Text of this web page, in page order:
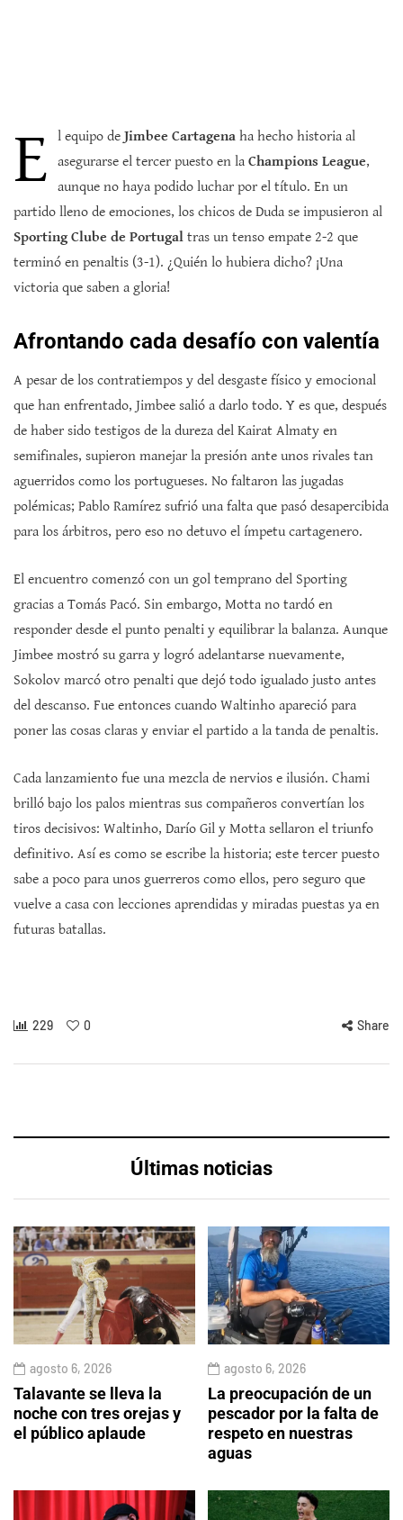
E l equipo de Jimbee Cartagena ha hecho historia al
asegurarse el tercer puesto en la Champions League,
aunque no haya podido luchar por el título. En un
partido lleno de emociones, los chicos de Duda se impusieron al
Sporting Clube de Portugal tras un tenso empate 2-2 que
terminó en penaltis (3-1). ¿Quién lo hubiera dicho? ¡Una
victoria que saben a gloria!
Afrontando cada desafío con valentía
A pesar de los contratiempos y del desgaste físico y emocional
que han enfrentado, Jimbee salió a darlo todo. Y es que, después
de haber sido testigos de la dureza del Kairat Almaty en
semifinales, supieron manejar la presión ante unos rivales tan
aguerridos como los portugueses. No faltaron las jugadas
polémicas; Pablo Ramírez sufrió una falta que pasó desapercibida
para los árbitros, pero eso no detuvo el ímpetu cartagenero.
El encuentro comenzó con un gol temprano del Sporting
gracias a Tomás Pacó. Sin embargo, Motta no tardó en
responder desde el punto penalti y equilibrar la balanza. Aunque
Jimbee mostró su garra y logró adelantarse nuevamente,
Sokolov marcó otro penalti que dejó todo igualado justo antes
del descanso. Fue entonces cuando Waltinho apareció para
poner las cosas claras y enviar el partido a la tanda de penaltis.
Cada lanzamiento fue una mezcla de nervios e ilusión. Chami
brilló bajo los palos mientras sus compañeros convertían los
tiros decisivos: Waltinho, Darío Gil y Motta sellaron el triunfo
definitivo. Así es como se escribe la historia; este tercer puesto
sabe a poco para unos guerreros como ellos, pero seguro que
vuelve a casa con lecciones aprendidas y miradas puestas ya en
futuras batallas.
229 0 Share
Últimas noticias
agosto 6, 2026
Talavante se lleva la
noche con tres orejas y
el público aplaude
agosto 6, 2026
La preocupación de un
pescador por la falta de
respeto en nuestras
aguas